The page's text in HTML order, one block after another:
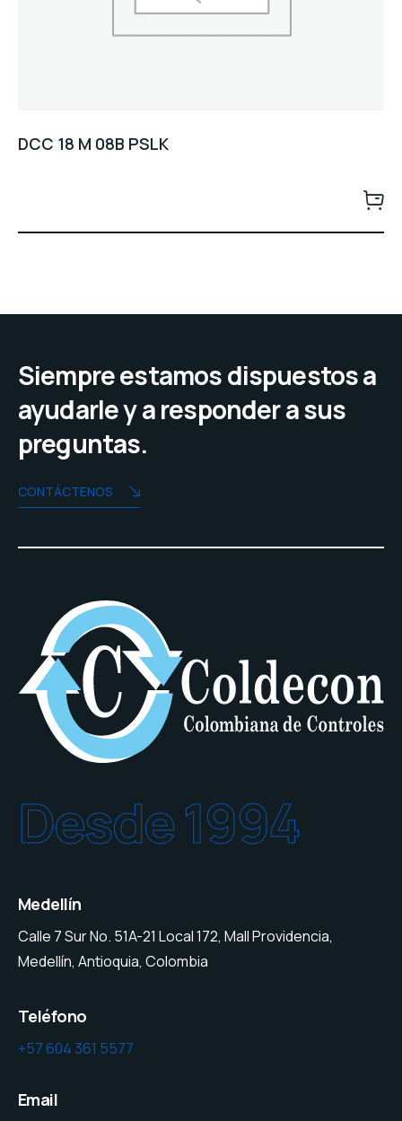
DCC 18 M 08B PSLK
Siempre estamos dispuestos a
ayudarle y a responder a sus
preguntas.
CONTÁCTENOS
Desde 1994
Medellín
Calle 7 Sur No. 51A-21 Local 172, Mall Providencia,
Medellín, Antioquia, Colombia
Teléfono
+57 604 361 5577
Email